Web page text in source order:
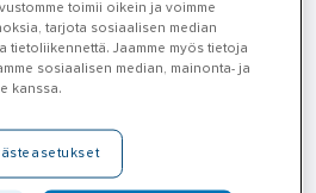
liiketoimintaansa
kautta. Tämän seurauksena
keskittyneet liiketoiminnan
näiden yritysten parhaat
vielä vahvempaa.
Ruotsalaiset insinöörit John
toimii oikein ja voimme
tarjota sosiaalisen median
tietoliikennettä. Jaamme myös tietoja
sosiaalisen median, mainonta- ja
kanssa.